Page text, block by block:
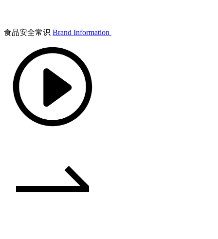
食品安全常识 Brand Information